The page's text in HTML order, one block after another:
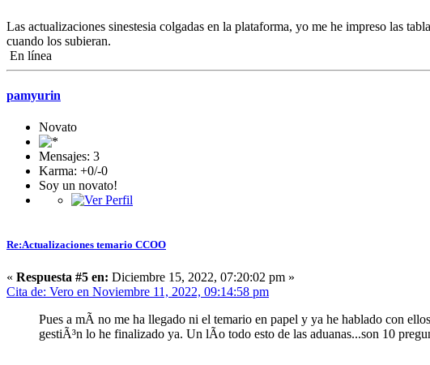
Las actualizaciones sinestesia colgadas en la plataforma, yo me he impreso las
cuando los subieran.
En línea
pamyurin
Novato
Mensajes: 3
Karma: +0/-0
Soy un novato!
Re:Actualizaciones temario CCOO
« Respuesta #5 en: Diciembre 15, 2022, 07:20:02 pm »
Cita de: Vero en Noviembre 11, 2022, 09:14:58 pm
Pues a mÃ­ no me ha llegado ni el temario en papel y ya he hablado con
gestiÃ³n lo he finalizado ya. Un lÃ­o todo esto de las aduanas...son 10